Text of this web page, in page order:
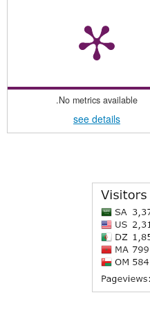
No metrics available.
see details